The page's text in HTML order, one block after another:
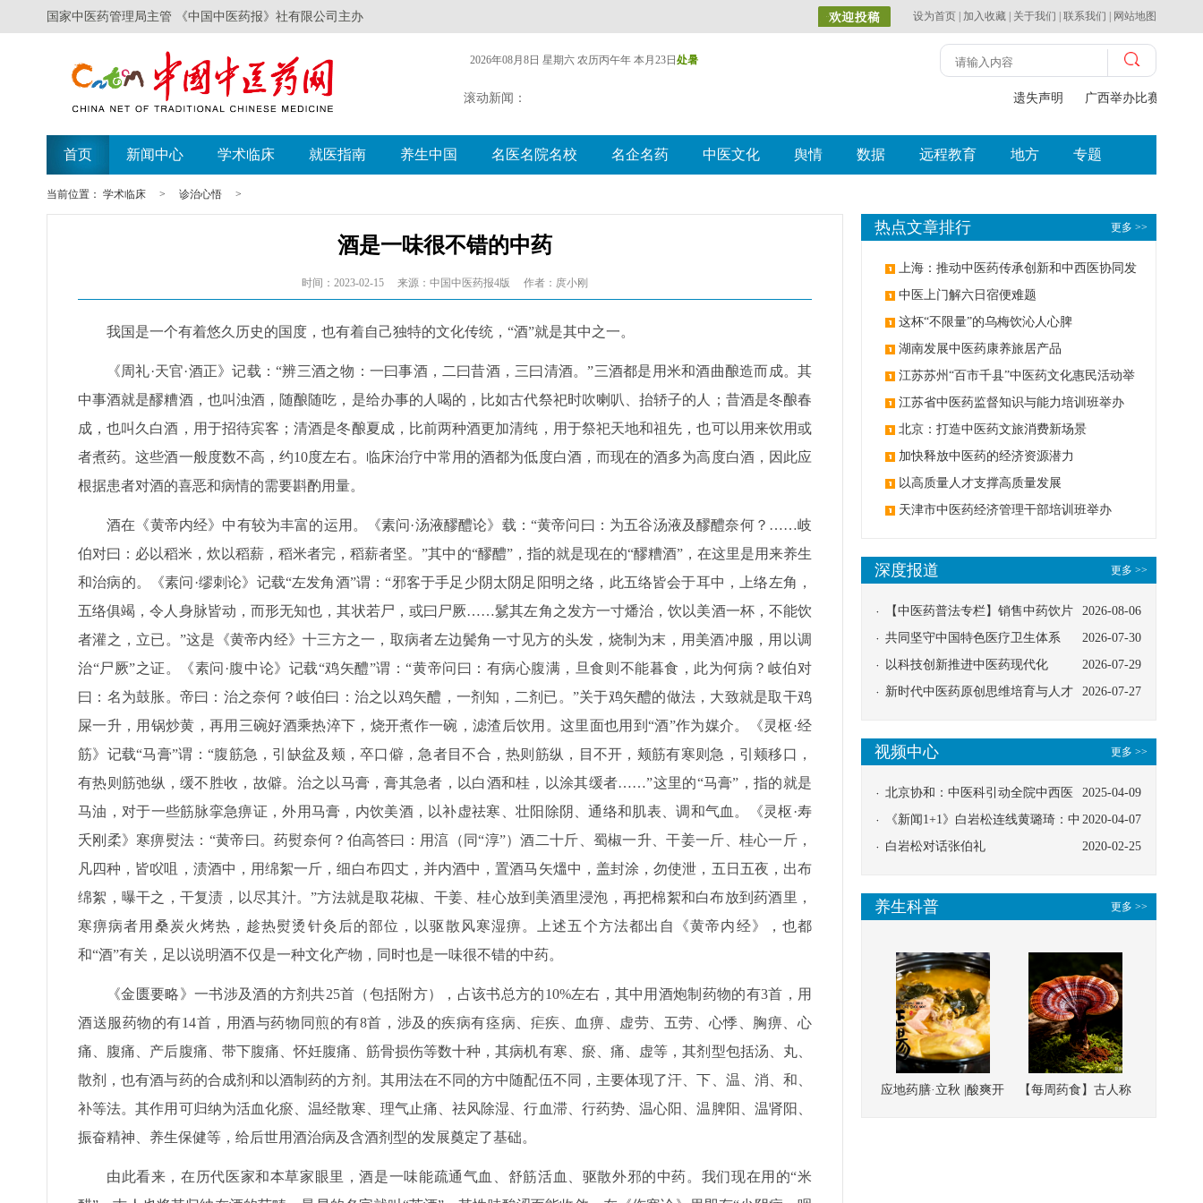
国家中医药管理局主管 《中国中医药报》社有限公司主办 设为首页 加入收藏 关于我们 联系我们 网站地图
2026年08月8日 星期六 农历丙午年 本月23日 处暑
滚动新闻： 遗失声明 广西举办比赛探索中
首页 新闻中心 学术临床 就医指南 养生中国 名医名院名校 名企名药 中医文化 舆情 数据 远程教育 地方 专题
当前位置： 学术临床 > 诊治心悟 >
酒是一味很不错的中药
时间：2023-02-15 来源：中国中医药报4版 作者：庹小刚
我国是一个有着悠久历史的国度，也有着自己独特的文化传统，“酒”就是其中之一。
《周礼·天官·酒正》记载：“辨三酒之物：一曰事酒，二曰昔酒，三曰清酒。”三酒都是用米和酒曲酿造而成。其
中事酒就是醪糟酒，也叫浊酒，随酿随吃，是给办事的人喝的，比如古代祭祀时吹喇叭、抬轿子的人；昔酒是冬酿春
成，也叫久白酒，用于招待宾客；清酒是冬酿夏成，比前两种酒更加清纯，用于祭祀天地和祖先，也可以用来饮用或
者煮药。这些酒一般度数不高，约10度左右。临床治疗中常用的酒都为低度白酒，而现在的酒多为高度白酒，因此应
根据患者对酒的喜恶和病情的需要斟酌用量。
酒在《黄帝内经》中有较为丰富的运用。《素问·汤液醪醴论》载：“黄帝问曰：为五谷汤液及醪醴奈何？……岐
伯对曰：必以稻米，炊以稻薪，稻米者完，稻薪者坚。”其中的“醪醴”，指的就是现在的“醪糟酒”，在这里是用来养生
和治病的。《素问·缪刺论》记载“左发角酒”谓：“邪客于手足少阴太阴足阳明之络，此五络皆会于耳中，上络左角，
五络俱竭，令人身脉皆动，而形无知也，其状若尸，或曰尸厥……鬄其左角之发方一寸燔治，饮以美酒一杯，不能饮
者灌之，立已。”这是《黄帝内经》十三方之一，取病者左边鬓角一寸见方的头发，烧制为末，用美酒冲服，用以调
治“尸厥”之证。《素问·腹中论》记载“鸡矢醴”谓：“黄帝问曰：有病心腹满，旦食则不能暮食，此为何病？岐伯对
曰：名为鼓胀。帝曰：治之奈何？岐伯曰：治之以鸡矢醴，一剂知，二剂已。”关于鸡矢醴的做法，大致就是取干鸡
屎一升，用锅炒黄，再用三碗好酒乘热淬下，烧开煮作一碗，滤渣后饮用。这里面也用到“酒”作为媒介。《灵枢·经
筋》记载“马膏”谓：“腹筋急，引缺盆及颊，卒口僻，急者目不合，热则筋纵，目不开，颊筋有寒则急，引颊移口，
有热则筋弛纵，缓不胜收，故僻。治之以马膏，膏其急者，以白酒和桂，以涂其缓者……”这里的“马膏”，指的就是
马油，对于一些筋脉挛急痹证，外用马膏，内饮美酒，以补虚祛寒、壮阳除阴、通络和肌表、调和气血。《灵枢·寿
夭刚柔》寒痹熨法：“黄帝曰。药熨奈何？伯高答曰：用湻（同“淳”）酒二十斤、蜀椒一升、干姜一斤、桂心一斤，
凡四种，皆㕮咀，渍酒中，用绵絮一斤，细白布四丈，并内酒中，置酒马矢熅中，盖封涂，勿使泄，五日五夜，出布
绵絮，曝干之，干复渍，以尽其汁。”方法就是取花椒、干姜、桂心放到美酒里浸泡，再把棉絮和白布放到药酒里，
寒痹病者用桑炭火烤热，趁热熨烫针灸后的部位，以驱散风寒湿痹。上述五个方法都出自《黄帝内经》，也都
和“酒”有关，足以说明酒不仅是一种文化产物，同时也是一味很不错的中药。
《金匮要略》一书涉及酒的方剂共25首（包括附方），占该书总方的10%左右，其中用酒炮制药物的有3首，用
酒送服药物的有14首，用酒与药物同煎的有8首，涉及的疾病有痉病、疟疾、血痹、虚劳、五劳、心悸、胸痹、心
痛、腹痛、产后腹痛、带下腹痛、怀妊腹痛、筋骨损伤等数十种，其病机有寒、瘀、痛、虚等，其剂型包括汤、丸、
散剂，也有酒与药的合成剂和以酒制药的方剂。其用法在不同的方中随配伍不同，主要体现了汗、下、温、消、和、
补等法。其作用可归纳为活血化瘀、温经散寒、理气止痛、祛风除湿、行血滞、行药势、温心阳、温脾阳、温肾阳、
振奋精神、养生保健等，给后世用酒治病及含酒剂型的发展奠定了基础。
由此看来，在历代医家和本草家眼里，酒是一味能疏通气血、舒筋活血、驱散外邪的中药。我们现在用的“米
更多 >>
热点文章排行
上海：推动中医药传承创新和中西医协同发
展 中医上门解六日宿便难题
这杯“不限量”的乌梅饮沁人心脾
湖南发展中医药康养旅居产品
江苏苏州“百市千县”中医药文化惠民活动举
办 江苏省中医药监督知识与能力培训班举办
北京：打造中医药文旅消费新场景
加快释放中医药的经济资源潜力
以高质量人才支撑高质量发展
天津市中医药经济管理干部培训班举办
更多 >>
深度报道
2026-08-06
【中医药普法专栏】销售中药饮片
应告知煎服方法及注意事项
2026-07-30
共同坚守中国特色医疗卫生体系
2026-07-29
以科技创新推进中医药现代化
2026-07-27
新时代中医药原创思维培育与人才
更多 >>
视频中心
2025-04-09
北京协和：中医科引动全院中西医
协同
2020-04-07
《新闻1+1》白岩松连线黄璐琦：中
医救治的临床效果
2020-02-25
白岩松对话张伯礼
更多 >>
养生科普
应地药膳·立秋 |酸爽开
【每周药食】古人称